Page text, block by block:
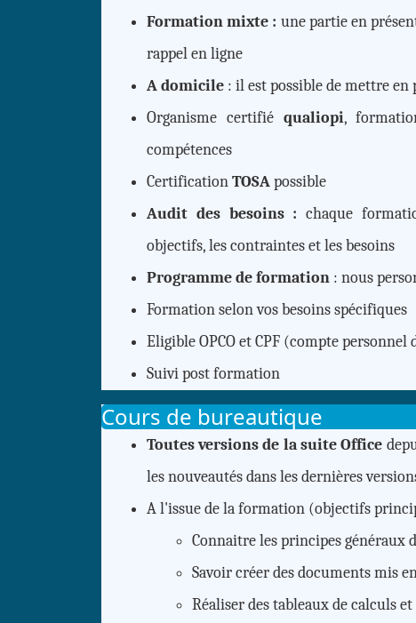
Formation mixte : une partie en
rappel en ligne
A domicile: il est possible de mettre
Organisme certifié qualiopi,
compétences
CertificationTOSApossible
Audit des besoins : chaque
objectifs, les contraintes et les besoins
Programme de formation: nous
Formation selon vosbesoins spécifiques
Eligible OPCO et CPF (compte
Suivipost formation
Cours de bureautique
Toutes versions de la suite Office
les nouveautés dans les dernières
A l'issue de la formation (objectifs
Connaitre les principes généraux
Savoir créer des documents mis
Réaliser des tableaux de calculs